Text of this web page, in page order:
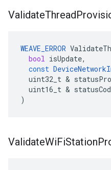
ValidateThread
WEAVE_ERROR
bool isUpdate,
const
uint32_t &
uint16_t &
)
ValidateWiFiStation